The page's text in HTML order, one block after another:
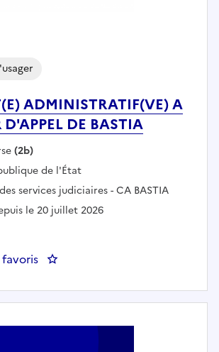
ADMINISTRATIF(VE) A
DE BASTIA
:(2b)
:de l'État
: services judiciaires - CA BASTIA
le 20 juillet 2026
: ADJOINT(E)